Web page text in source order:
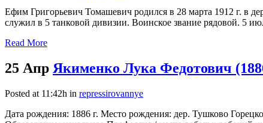
Ефим Григорьевич Томашевич родился в 28 марта 1912 г. в
служил в 5 танковой дивизии. Воинское звание рядовой. 5
Read More
25 Апр Якименко Лука Федотович
Posted at 11:42h in repressirovannye
Дата рождения: 1886 г. Место рождения: дер. Тушково